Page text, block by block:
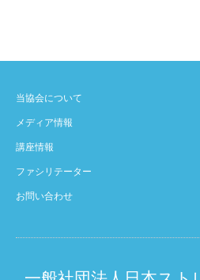
当協会について
メディア情報
講座情報
ファシリテーター
お問い合わせ